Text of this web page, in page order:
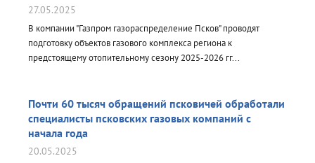
27.05.2025
В компании "Газпром газораспределение Псков" проводят
подготовку объектов газового комплекса региона к
предстоящему отопительному сезону 2025-2026 гг...
Почти 60 тысяч обращений псковичей обработали
специалисты псковских газовых компаний с
начала года
20.05.2025